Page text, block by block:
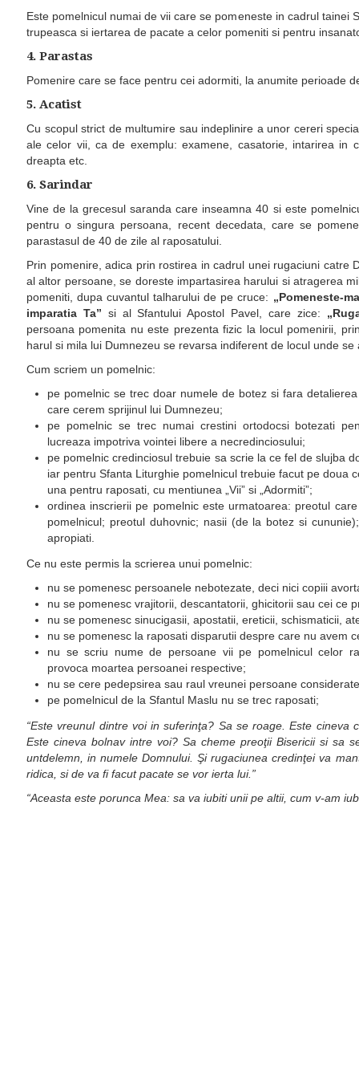
Este pomelnicul numai de vii care se pomeneste in cadrul tainei
trupeasca si iertarea de pacate a celor pomeniti si pentru
4. Parastas
Pomenire care se face pentru cei adormiti, la anumite perioade
5. Acatist
Cu scopul strict de multumire sau indeplinire a unor cereri
ale celor vii, ca de exemplu: examene, casatorie, intarirea in
dreapta etc.
6. Sarindar
Vine de la grecesul saranda care inseamna 40 si este
pentru o singura persoana, recent decedata, care se
parastasul de 40 de zile al raposatului.
Prin pomenire, adica prin rostirea in cadrul unei rugaciuni catre
al altor persoane, se doreste impartasirea harului si atragerea
pomeniti, dupa cuvantul talharului de pe cruce: „Pomeneste-
imparatia Ta” si al Sfantului Apostol Pavel, care zice:
persoana pomenita nu este prezenta fizic la locul pomenirii,
harul si mila lui Dumnezeu se revarsa indiferent de locul unde
Cum scriem un pomelnic:
pe pomelnic se trec doar numele de botez si fara
care cerem sprijinul lui Dumnezeu;
pe pomelnic se trec numai crestini ortodocsi botezati
lucreaza impotriva vointei libere a necredinciosului;
pe pomelnic credinciosul trebuie sa scrie la ce fel de slujba
iar pentru Sfanta Liturghie pomelnicul trebuie facut pe doua
una pentru raposati, cu mentiunea „Vii” si „Adormiti”;
ordinea inscrierii pe pomelnic este urmatoarea: preotul
pomelnicul; preotul duhovnic; nasii (de la botez si
apropiati.
Ce nu este permis la scrierea unui pomelnic:
nu se pomenesc persoanele nebotezate, deci nici copiii
nu se pomenesc vrajitorii, descantatorii, ghicitorii sau cei ce
nu se pomenesc sinucigasii, apostatii, ereticii, schismaticii,
nu se pomenesc la raposati disparutii despre care nu avem
nu se scriu nume de persoane vii pe pomelnicul celor
provoca moartea persoanei respective;
nu se cere pedepsirea sau raul vreunei persoane
pe pomelnicul de la Sfantul Maslu nu se trec raposati;
“Este vreunul dintre voi in suferinţa? Sa se roage. Este cineva
Este cineva bolnav intre voi? Sa cheme preoţii Bisericii si sa
untdelemn, in numele Domnului. Şi rugaciunea credinţei va
ridica, si de va fi facut pacate se vor ierta lui.”
“Aceasta este porunca Mea: sa va iubiti unii pe altii, cum v-am